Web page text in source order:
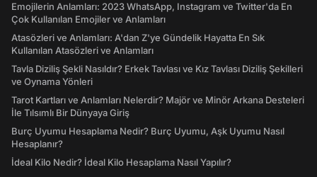
Emojilerin Anlamları: 2023 WhatsApp, Instagram ve Twitter'da En
Çok Kullanılan Emojiler ve Anlamları
Atasözleri ve Anlamları: A'dan Z'ye Gündelik Hayatta En Sık
Kullanılan Atasözleri ve Anlamları
Tavla Diziliş Şekli Nasıldır? Erkek Tavlası ve Kız Tavlası Diziliş Şekilleri
ve Oynama Yönleri
Tarot Kartları ve Anlamları Nelerdir? Majör ve Minör Arkana Desteleri
İle Tılsımlı Bir Dünyaya Giriş
Burç Uyumu Hesaplama Nedir? Burç Uyumu, Aşk Uyumu Nasıl
Hesaplanır?
İdeal Kilo Nedir? İdeal Kilo Hesaplama Nasıl Yapılır?